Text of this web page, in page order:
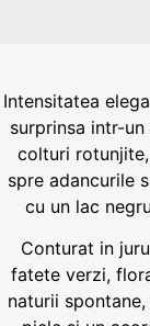
Intensitatea
surprinsa intr-
colturi
spre adancurile
cu un lac
Conturat in
fatete verzi,
naturii